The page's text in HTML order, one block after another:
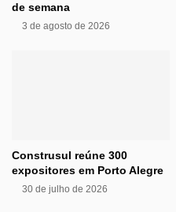
de semana
3 de agosto de 2026
Construsul reúne 300
expositores em Porto Alegre
30 de julho de 2026